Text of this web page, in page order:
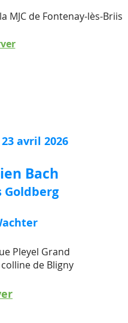
MJC de Fontenay-lès-Briis
avril 2026
Bach
Goldberg
Pleyel Grand
de Bligny